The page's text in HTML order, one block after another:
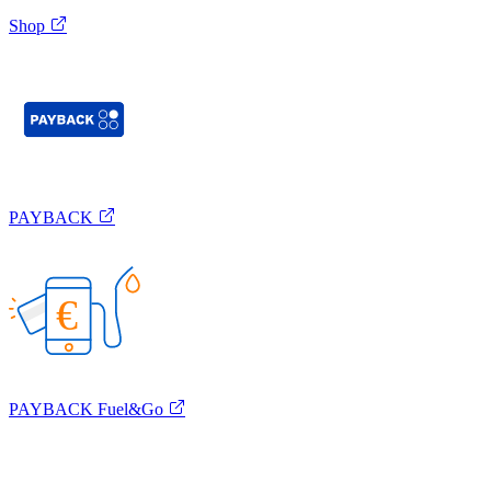
Shop
PAYBACK
€
PAYBACK Fuel&Go